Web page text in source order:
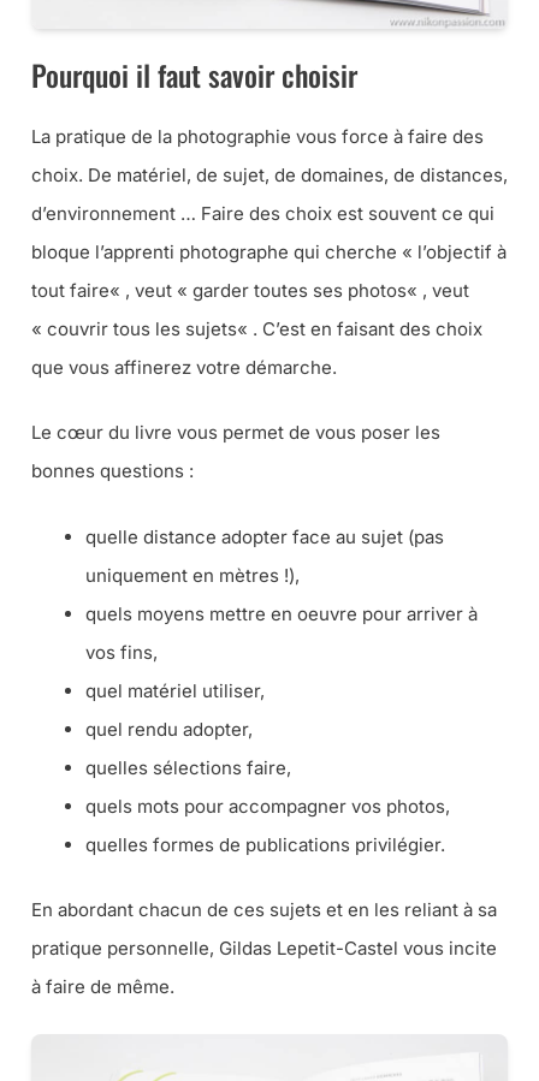
Pourquoi il faut savoir choisir
La pratique de la photographie vous force à faire des
choix. De matériel, de sujet, de domaines, de distances,
d’environnement … Faire des choix est souvent ce qui
bloque l’apprenti photographe qui cherche « l’objectif à
tout faire« , veut « garder toutes ses photos« , veut
« couvrir tous les sujets« . C’est en faisant des choix
que vous affinerez votre démarche.
Le cœur du livre vous permet de vous poser les
bonnes questions :
quelle distance adopter face au sujet (pas
uniquement en mètres !),
quels moyens mettre en oeuvre pour arriver à
vos fins,
quel matériel utiliser,
quel rendu adopter,
quelles sélections faire,
quels mots pour accompagner vos photos,
quelles formes de publications privilégier.
En abordant chacun de ces sujets et en les reliant à sa
pratique personnelle, Gildas Lepetit-Castel vous incite
à faire de même.